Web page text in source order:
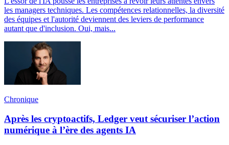
les managers techniques. Les compétences relationnelles, la diversité
des équipes et l'autorité deviennent des leviers de performance
autant que d'inclusion. Oui, mais...
Chronique
Après les cryptoactifs, Ledger veut sécuriser l’action
numérique à l’ère des agents IA